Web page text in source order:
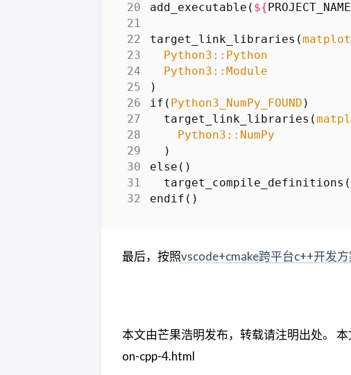
add_executable ( ${ PROJECT_NAME
target_link_libraries (
Python3::Python
Python3::Module
)
if ( Python3_NumPy_FOUND )
target_link_libraries (
Python3::NumPy
)
else ()
target_compile_definitions (
endif ()
最后，按照vscode+cmake跨平台c++开发
本文由芒果浩明发布，转载请注明出处。
on-cpp-4.html